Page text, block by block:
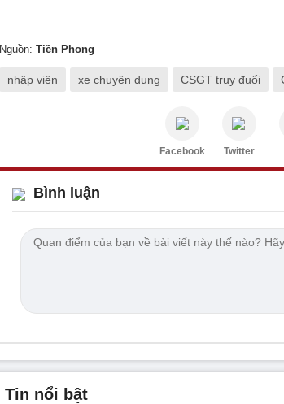
Nguồn: Tiền Phong
nhập viện xe chuyên dụng CSGT truy đuổi
Facebook Twitter
Bình luận
Tin nổi bật